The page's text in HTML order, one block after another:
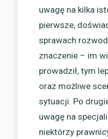
uwagę na kilka
pierwsze,
sprawach
znaczenie – im
prowadził, tym
oraz możliwe
sytuacji. Po
uwagę na
niektórzy